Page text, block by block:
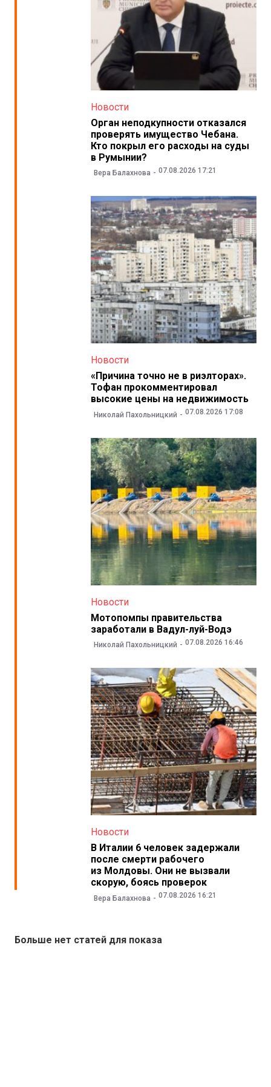
Новости
Орган неподкупности отказался
проверять имущество Чебана.
Кто покрыл его расходы на суды
в Румынии?
Вера Балахнова 07.08.2026 17:21
Новости
«Причина точно не в риэлторах».
Тофан прокомментировал
высокие цены на недвижимость
Николай Пахольницкий 07.08.2026 17:08
Новости
Мотопомпы правительства
заработали в Вадул-луй-Водэ
Николай Пахольницкий 07.08.2026 16:46
Новости
В Италии 6 человек задержали
после смерти рабочего
из Молдовы. Они не вызвали
скорую, боясь проверок
Вера Балахнова 07.08.2026 16:21
Больше нет статей для показа